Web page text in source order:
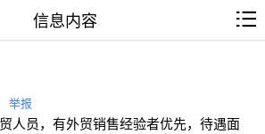
信息内容
举报
人员，有外贸销售经验者优先，待遇面